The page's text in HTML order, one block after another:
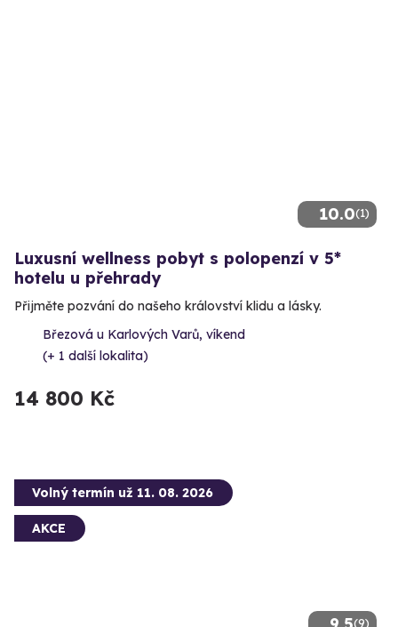
10.0(1)
Luxusní wellness pobyt s polopenzí v 5*
hotelu u přehrady
Přijměte pozvání do našeho království klidu a lásky.
Březová u Karlových Varů, víkend
(+ 1 další lokalita)
14 800 Kč
(9)
Volný termín už 11. 08. 2026
AKCE